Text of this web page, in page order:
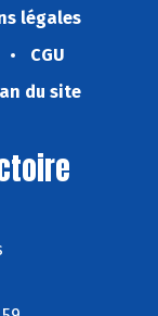
légales
CGU
du site